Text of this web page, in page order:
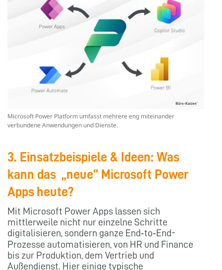
Microsoft Power Platform umfasst mehrere eng miteinander
verbundene Anwendungen und Dienste.
3. Einsatzbeispiele & Ideen: Was
kann das „neue“ Microsoft Power
Apps heute?
Mit Microsoft Power Apps lassen sich
mittlerweile nicht nur einzelne Schritte
digitalisieren, sondern ganze End‑to‑End-
Prozesse automatisieren, von HR und Finance
bis zur Produktion, dem Vertrieb und
Außendienst. Hier einige typische